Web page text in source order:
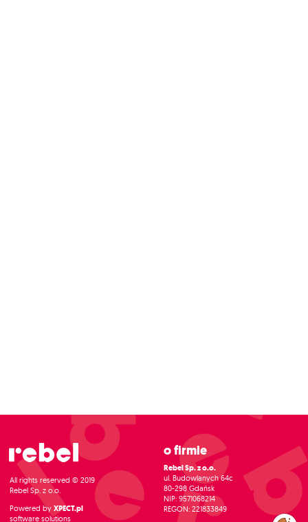
All rights reserved © 2019
Rebel Sp. z o.o.
Powered by XPECT.pl
software solutions
O firmie
Rebel Sp. z o.o.
ul. Budowlanych 64c
80-298 Gdańsk
NIP: 9571068214
REGON: 221833849
Zarządzaj